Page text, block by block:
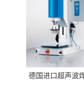
德国进口超声波